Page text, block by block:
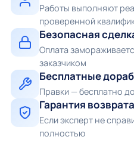
Работы выполняют
проверенной
Безопасная
Оплата
заказчиком
Бесплатные
Правки — бесплатно
Гарантия возврата
Если эксперт не
полностью